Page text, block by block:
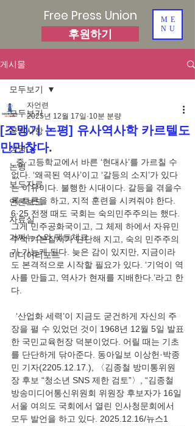
Free Press Union
후원하기
ME
NU
게시물
모두보기
공지사항
성명
논평
보도자료
언론보도
자료실
가짜뉴스와 팩트체크
미디어리포트
모두보기
[조맹기 논평] 유사역사학 카르텔도
만만찮다.
자언련
2025년 12월 17일 10분 분량
중·고등학교에서 바른 ‘현대사’를 가르칠 수
없다. ‘왜곡된 역사’이고 ‘갈등의 소지’가 있다
는 이유이다. 불행한 시대이다. 갈등을 겪을수
록 토론을 하고, 지적 훈련을 시켜줘야 한다.
6·25 전쟁 때도 국회는 숙의민주주의는 했다.
그게 민주공화국이고, 그 체제 하에서 자유민
주적 기본질서가 단단해 지고, 숙의 민주주의
가 가능케 된다. 늦은 감이 있지만, 지금이라
도 본격적으로 시작할 필요가 있다. ‘기억이 역
사를 만들고, 역사가 현재를 지배한다.’라고 한
다.
‘산업화 세력’이 지금도 굳건하게 자신의 주
장을 펼 수 있었던 것이 1968년 12월 5일 발표
한 국민교육헌장 덕분이었다. 어릴 때는 기초
를 단단하게 닦아준다. 동아일보 이상헌·박종
민 기자(2205.12.17.), 〈김종철 방미통위원
장 후보 “청소년 SNS 제한 검토”〉, “김종철
방송미디어통신위원회 위원장 후보자가 16일
서울 여의도 국회에서 열린 인사청문회에서
모두 발언을 하고 있다. 2025.12.16/뉴스1